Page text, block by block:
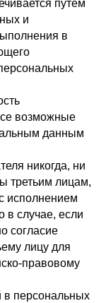
путем
и
в
возможные
данным
никогда, ни
третьим лицам,
исполнением
в случае, если
согласие
лицу для
правовому
в персональных